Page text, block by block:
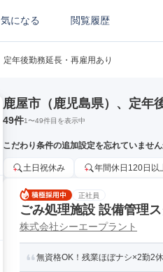
気になる 閲覧履歴
定年後勤務延長・再雇用あり
鹿屋市（鹿児島県）、定年
49件1〜49件目を表示中
こだわり条件の追加設定を忘れていません
土日祝休み 年間休日120日以
正社員
ごみ処理施設 設備管理
株式会社シーエープラント
無資格OK！残業ほぼナシ×2勤2